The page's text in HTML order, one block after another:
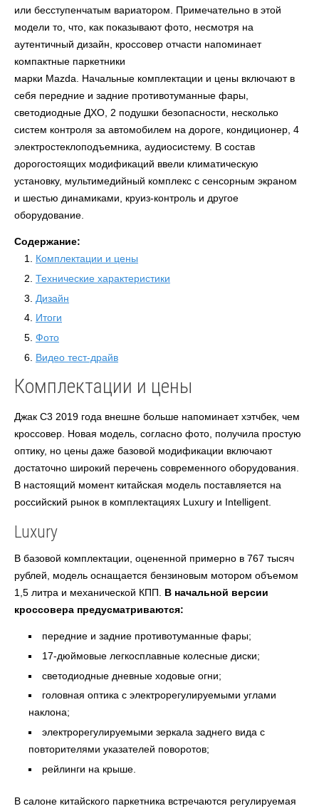
или бесступенчатым вариатором. Примечательно в этой
модели то, что, как показывают фото, несмотря на
аутентичный дизайн, кроссовер отчасти напоминает
компактные паркетники
марки Mazda. Начальные комплектации и цены включают в
себя передние и задние противотуманные фары,
светодиодные ДХО, 2 подушки безопасности, несколько
систем контроля за автомобилем на дороге, кондиционер, 4
электростеклоподъемника, аудиосистему. В состав
дорогостоящих модификаций ввели климатическую
установку, мультимедийный комплекс с сенсорным экраном
и шестью динамиками, круиз-контроль и другое
оборудование.
Содержание:
Комплектации и цены
Технические характеристики
Дизайн
Итоги
Фото
Видео тест-драйв
Комплектации и цены
Джак С3 2019 года внешне больше напоминает хэтчбек, чем
кроссовер. Новая модель, согласно фото, получила простую
оптику, но цены даже базовой модификации включают
достаточно широкий перечень современного оборудования.
В настоящий момент китайская модель поставляется на
российский рынок в комплектациях Luxury и Intelligent.
Luxury
В базовой комплектации, оцененной примерно в 767 тысяч
рублей, модель оснащается бензиновым мотором объемом
1,5 литра и механической КПП. В начальной версии
кроссовера предусматриваются:
передние и задние противотуманные фары;
17-дюймовые легкосплавные колесные диски;
светодиодные дневные ходовые огни;
головная оптика с электрорегулируемыми углами
наклона;
электрорегулируемыми зеркала заднего вида с
повторителями указателей поворотов;
рейлинги на крыше.
В салоне китайского паркетника встречаются регулируемая